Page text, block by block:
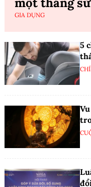
GIA DỤNG
5